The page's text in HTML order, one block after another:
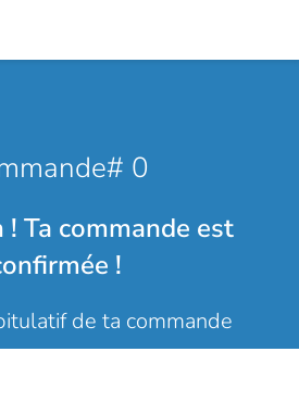
0
! Ta commande est
!
de ta commande